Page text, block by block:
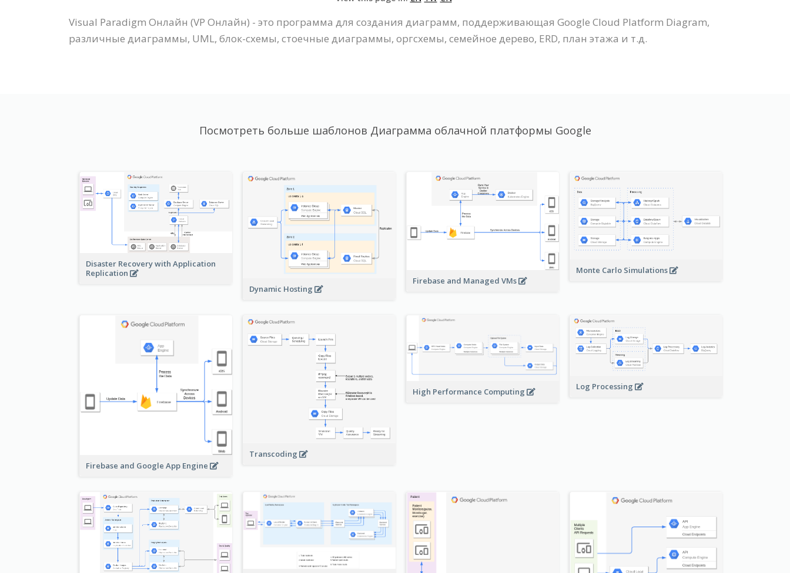
Visual Paradigm Онлайн (VP Онлайн) - это программа для создания диаграмм, поддерживающая Google Cloud Platform Diagram,
различные диаграммы, UML, блок-схемы, стоечные диаграммы, оргсхемы, семейное дерево, ERD, план этажа и т.д.
Посмотреть больше шаблонов Диаграмма облачной платформы Google
Disaster Recovery with Application
Replication
Dynamic Hosting
Firebase and Managed VMs
Monte Carlo Simulations
Firebase and Google App Engine
Transcoding
High Performance Computing Log Processing